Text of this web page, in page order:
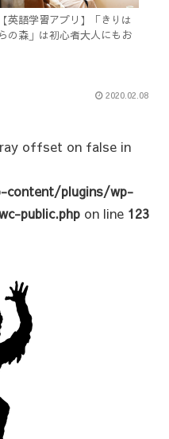
【英語学習アプリ】「きりは
らの森」は初心者大人にもお
ロナ休校の間は○○先生の
2020.02.08
offset on false in
content/plugins/wp-
public.php on line 123